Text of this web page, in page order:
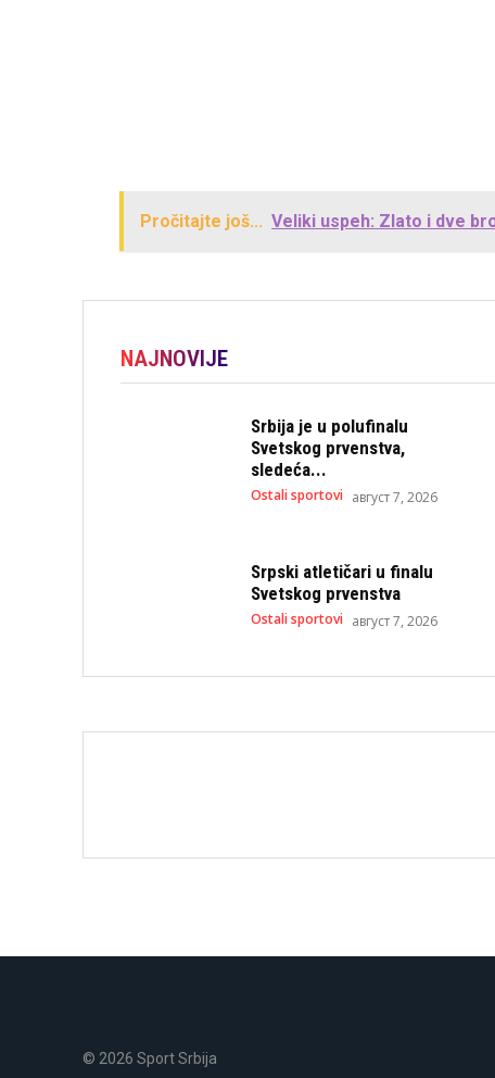
Pročitajte još... Veliki uspeh: Zlato i dve
NAJNOVIJE
Srbija je u polufinalu
Svetskog prvenstva,
sledeća...
Ostali sportovi август 7, 2026
Srpski atletičari u finalu
Svetskog prvenstva
Ostali sportovi август 7, 2026
© 2026 Sport Srbija